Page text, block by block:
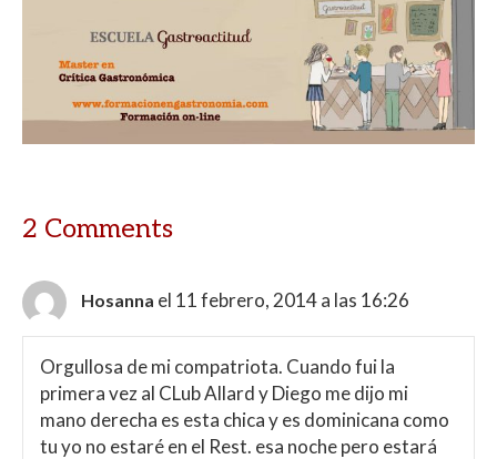
2 Comments
Hosanna el 11 febrero, 2014 a las 16:26
Orgullosa de mi compatriota. Cuando fui la
primera vez al CLub Allard y Diego me dijo mi
mano derecha es esta chica y es dominicana como
tu yo no estaré en el Rest. esa noche pero estará